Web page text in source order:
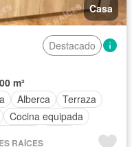
Casa
Destacado
m²
Alberca
Terraza
Cocina equipada
RAÍCES